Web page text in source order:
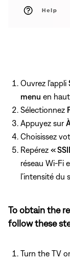
Ouvrez l'appli
menu en
Sélectionnez
Appuyez sur
Choisissez
Repérez «
réseau Wi-Fi
l’intensité du
To obtain the
follow these
Turn the TV